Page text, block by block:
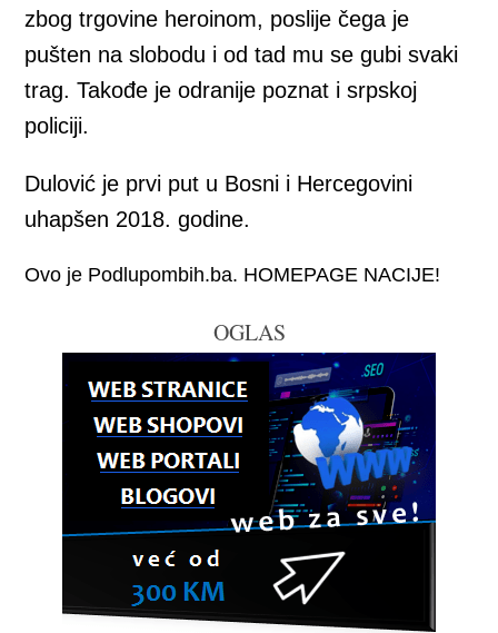
zbog trgovine heroinom, poslije čega je
pušten na slobodu i od tad mu se gubi svaki
trag. Takođe je odranije poznat i srpskoj
policiji.
Dulović je prvi put u Bosni i Hercegovini
uhapšen 2018. godine.
Ovo je Podlupombih.ba. HOMEPAGE NACIJE!
OGLAS